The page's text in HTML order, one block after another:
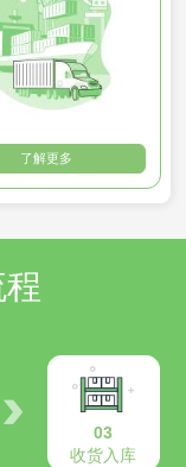
了解更多
03
收货入库